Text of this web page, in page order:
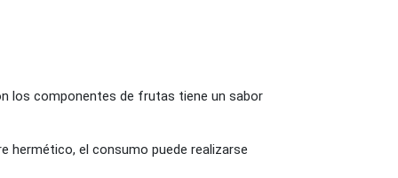
los componentes de frutas tiene un sabor
hermético, el consumo puede realizarse